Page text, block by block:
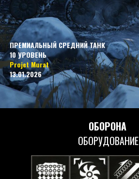
ПРЕМИАЛЬНЫЙ СРЕДНИЙ ТАНК
10 УРОВЕНЬ
Projet Murat
13.01.2026
ОБОРОНА
ОБОРУДОВАНИЕ